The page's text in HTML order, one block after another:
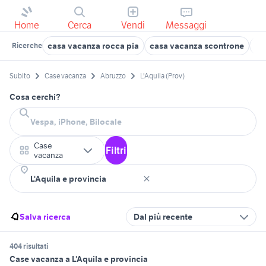
Home Cerca Vendi Messaggi
Ricerche casa vacanza rocca pia casa vacanza scontrone
Subito Case vacanza Abruzzo L'Aquila (Prov)
Cosa cerchi?
Case
vacanza
Filtri
Salva ricerca Dal più recente
404 risultati
Case vacanza a L'Aquila e provincia